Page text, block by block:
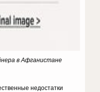
в Афганистане
недостатки